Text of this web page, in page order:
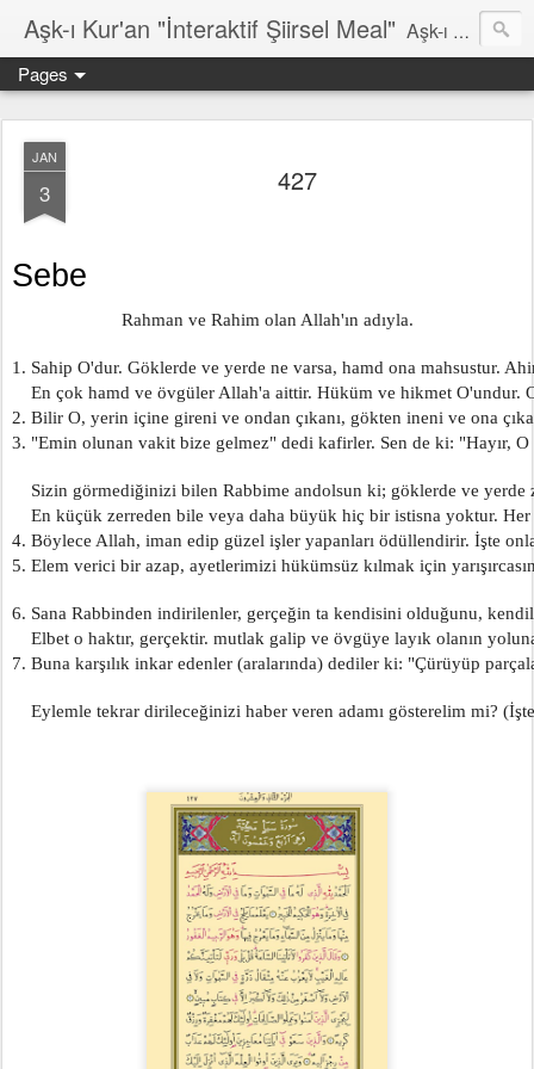
Aşk-ı Kur'an "İnteraktif Şiirsel Meal" Aşk-ı Kur'an; Orjinali, devrin tüm şiirlerini ortadan kaldırıp, kendine özgün şiirsel ahengiyle, tahta oturan Kur'an'ı Kerim'dir. Bu çalışma ise şiir tadında, ama şiir olduğu iddaa edilmeyen özgün bir mealidir. Şiir, şairin kendine göre hissettiği, şiir okuyucunun da kendine göre haz aldığı özgün bir duygusal bütünlüktür. İnteraktif Kuran'ı Kerim Meali, işiten herkese kendine has ruhsal bir bütünlük verir.
Pages
JAN
3 427
Sebe
Rahman ve Rahim olan Allah'ın adıyla.
1. Sahip O'dur. Göklerde ve yerde ne varsa, hamd ona mahsustur.
En çok hamd ve övgüler Allah'a aittir. Hüküm ve hikmet O'undur.
2. Bilir O, yerin içine gireni ve ondan çıkanı, gökten ineni ve ona
3. "Emin olunan vakit bize gelmez" dedi kafirler. Sen de ki: "Hayır,
Sizin görmediğinizi bilen Rabbime andolsun ki; göklerde ve yerde
En küçük zerreden bile veya daha büyük hiç bir istisna yoktur.
4. Böylece Allah, iman edip güzel işler yapanları ödüllendirir. İşte
5. Elem verici bir azap, ayetlerimizi hükümsüz kılmak için
6. Sana Rabbinden indirilenler, gerçeğin ta kendisini olduğunu,
Elbet o haktır, gerçektir. mutlak galip ve övgüye layık olanın
7. Buna karşılık inkar edenler (aralarında) dediler ki: "Çürüyüp
Eylemle tekrar dirileceğinizi haber veren adamı gösterelim mi?